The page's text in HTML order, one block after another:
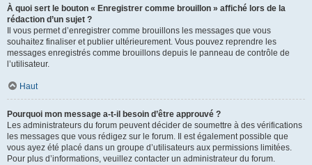
À quoi sert le bouton « Enregistrer comme brouillon » affiché lors de la
rédaction d’un sujet ?
Il vous permet d’enregistrer comme brouillons les messages que vous
souhaitez finaliser et publier ultérieurement. Vous pouvez reprendre les
messages enregistrés comme brouillons depuis le panneau de contrôle de
l’utilisateur.
Haut
Pourquoi mon message a-t-il besoin d’être approuvé ?
Les administrateurs du forum peuvent décider de soumettre à des vérifications
les messages que vous rédigez sur le forum. Il est également possible que
vous ayez été placé dans un groupe d’utilisateurs aux permissions limitées.
Pour plus d’informations, veuillez contacter un administrateur du forum.